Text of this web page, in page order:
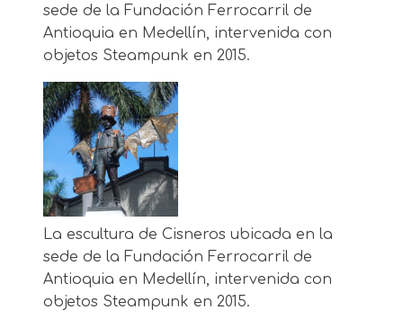
sede de la Fundación Ferrocarril de
Antioquia en Medellín, intervenida con
objetos Steampunk en 2015.
La escultura de Cisneros ubicada en la
sede de la Fundación Ferrocarril de
Antioquia en Medellín, intervenida con
objetos Steampunk en 2015.